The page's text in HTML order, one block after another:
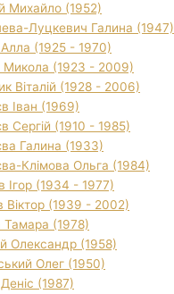
Михайло (1952)
Луцкевич Галина (1947)
(1925 - 1970)
Микола (1923 - 2009)
Віталій (1928 - 2006)
Іван (1969)
Сергій (1910 - 1985)
Галина (1933)
Клімова Ольга (1984)
Ігор (1934 - 1977)
Віктор (1939 - 2002)
Тамара (1978)
Олександр (1958)
Олег (1950)
(1987)